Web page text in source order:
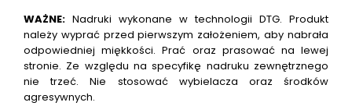
WAŻNE: Nadruki wykonane w technologii DTG. Produkt
należy wyprać przed pierwszym założeniem, aby nabrała
odpowiedniej miękkości. Prać oraz prasować na lewej
stronie. Ze względu na specyfikę nadruku zewnętrznego
nie trzeć. Nie stosować wybielacza oraz środków
agresywnych.